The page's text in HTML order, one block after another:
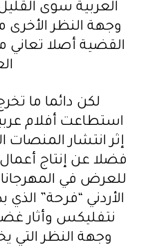
العربية سوى
وجهة النظر الأخرى
القضية أصلا تعاني
لكن دائما ما
استطاعت أفلام
إثر انتشار المنصات
فضلا عن إنتاج
للعرض في
الأردني “فرحة”
نتفليكس وأثار
وجهة النظر التي